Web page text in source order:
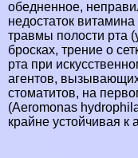
обедненное,
недостаток
травмы полости рта
бросках, трение о
рта при
агентов,
стоматитов, на
(Aeromonas
крайне устойчивая к